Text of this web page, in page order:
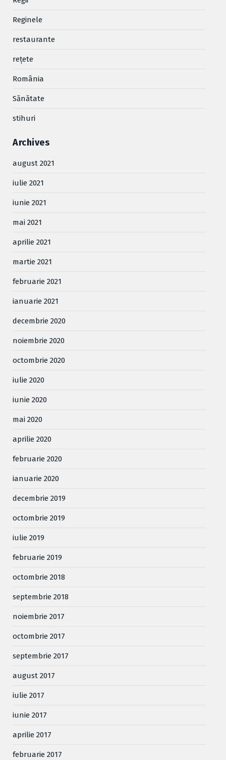
Reginele
restaurante
reţete
România
Sănătate
stihuri
Archives
august 2021
iulie 2021
iunie 2021
mai 2021
aprilie 2021
martie 2021
februarie 2021
ianuarie 2021
decembrie 2020
noiembrie 2020
octombrie 2020
iulie 2020
iunie 2020
mai 2020
aprilie 2020
februarie 2020
ianuarie 2020
decembrie 2019
octombrie 2019
iulie 2019
februarie 2019
octombrie 2018
septembrie 2018
noiembrie 2017
octombrie 2017
septembrie 2017
august 2017
iulie 2017
iunie 2017
aprilie 2017
februarie 2017